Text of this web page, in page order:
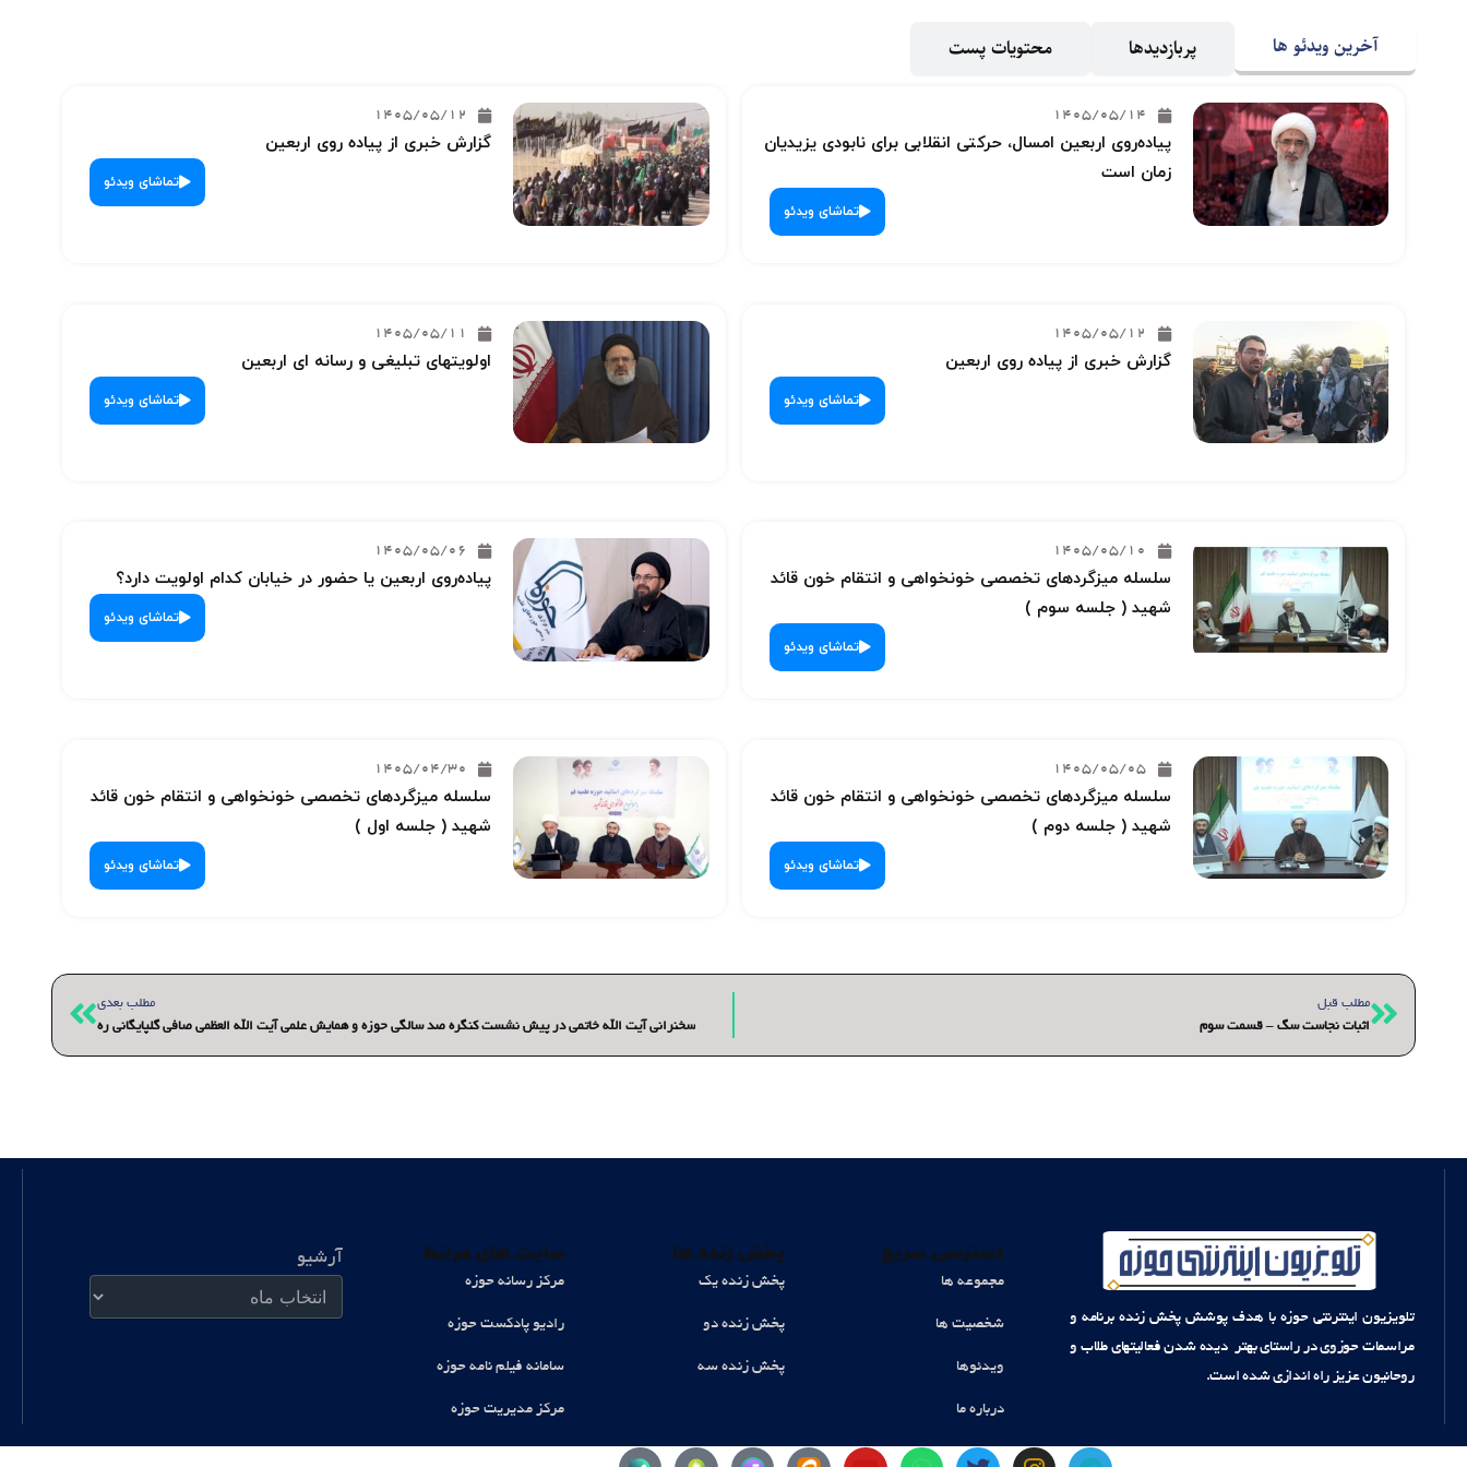
آخرین ویدئو ها پربازدیدها محتویات پست
1405/05/14
پیاده‌روی اربعین امسال، حرکتی انقلابی برای نابودی یزیدیان
زمان است
تماشای ویدئو
1405/05/12
گزارش خبری از پیاده روی اربعین
تماشای ویدئو
1405/05/12
گزارش خبری از پیاده روی اربعین
تماشای ویدئو
1405/05/11
اولویتهای تبلیغی و رسانه ای اربعین
تماشای ویدئو
1405/05/10
سلسله میزگردهای تخصصی خونخواهی و انتقام خون قائد
شهید ( جلسه سوم )
تماشای ویدئو
1405/05/06
پیاده‌روی اربعین یا حضور در خیابان کدام اولویت دارد؟
تماشای ویدئو
1405/05/05
سلسله میزگردهای تخصصی خونخواهی و انتقام خون قائد
شهید ( جلسه دوم )
تماشای ویدئو
1405/04/30
سلسله میزگردهای تخصصی خونخواهی و انتقام خون قائد
شهید ( جلسه اول )
تماشای ویدئو
قبلیمطلب قبل
اثبات نجاست سگ – قسمت سوم
مطلب بعدی
سخنرانی آیت الله خاتمی در پیش نشست کنگره صد سالگی حوزه و همایش علمی آیت الله العظمی صافی گلپایگانی ره
بعدی
تلویزیون اینترنتی حوزه با هدف پوشش پخش زنده برنامه و
مراسمات حوزوی در راستای بهتر دیده شدن فعالیتهای طلاب و
روحانیون عزیز راه اندازی شده است.
دسترسی سریع
مجموعه ها
شخصیت ها
ویدئوها
درباره ما
پخش زنده ها
پخش زنده یک
پخش زنده دو
پخش زنده سه
سایت های مرتبط
مرکز رسانه حوزه
رادیو پادکست حوزه
سامانه فیلم نامه حوزه
مرکز مدیریت حوزه
آرشیو
آرشیو
T
I
T
W
Y